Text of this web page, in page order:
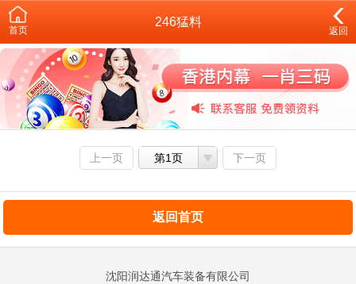
首页
246猛料
返回
上一页 第1页 下一页
返回首页
沈阳润达通汽车装备有限公司